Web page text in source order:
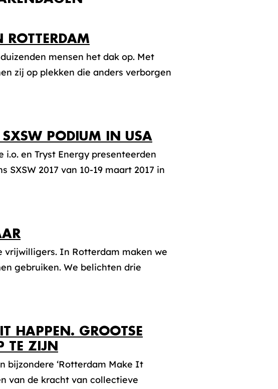
ROTTERDAM
mensen het dak op. Met
zij op plekken die anders verborgen
SXSW PODIUM IN USA
en Tryst Energy presenteerden
2017 van 10-19 maart 2017 in
vrijwilligers. In Rotterdam maken we
gebruiken. We belichten drie
HAPPEN. GROOTSE
TE ZIJN
bijzondere ‘Rotterdam Make It
van de kracht van collectieve